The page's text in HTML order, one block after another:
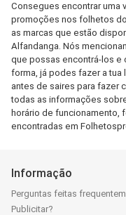
Consegues encontrar uma
promoções nos folhetos
as marcas que estão
Alfandanga. Nós
que possas encontrá-los e
forma, já podes fazer a tua
antes de saires para fazer
todas as informações
horário de
encontradas em
Informação
Perguntas feitas
Publicitar?